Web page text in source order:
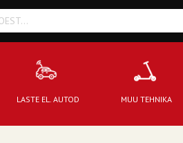
LASTE EL. AUTOD MUU TEHNIKA